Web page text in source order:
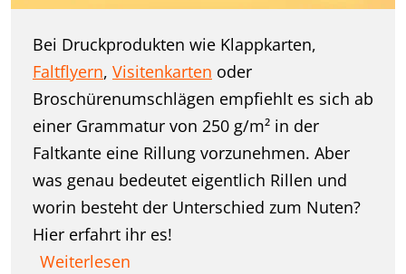
Bei Druckprodukten wie Klappkarten,
Faltflyern, Visitenkarten oder
Broschürenumschlägen empfiehlt es sich ab
einer Grammatur von 250 g/m² in der
Faltkante eine Rillung vorzunehmen. Aber
was genau bedeutet eigentlich Rillen und
worin besteht der Unterschied zum Nuten?
Hier erfahrt ihr es!
Weiterlesen